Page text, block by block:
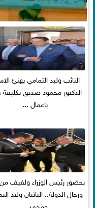
النائب وليد التمامي يهنئ
الدكتور محمود صديق تكليفة
باعمال ...
بحضور رئيس الوزراء ولفيف من
ورجال الدولة.. النائبان وليد
ومحمد...